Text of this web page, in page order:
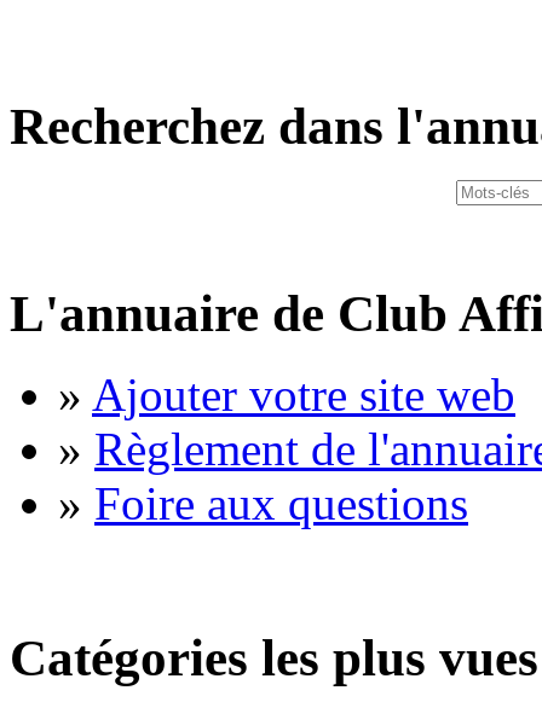
Recherchez dans
L'annuaire de Club
» Ajouter votre site web
» Règlement de
» Foire aux questions
Catégories les plus vues